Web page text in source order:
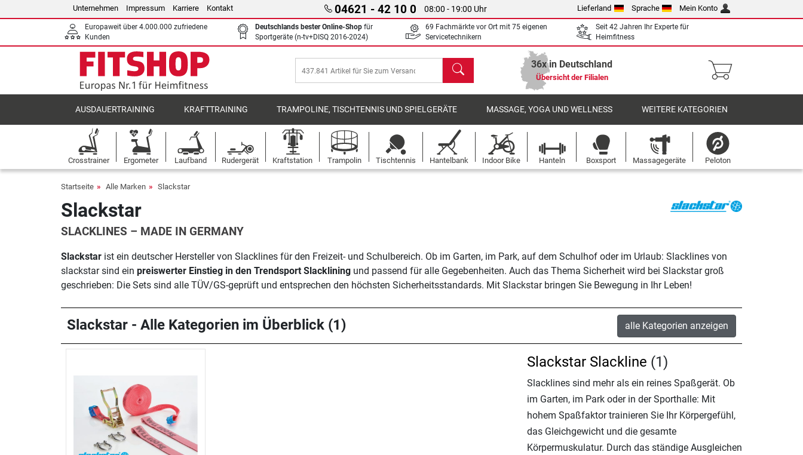
Unternehmen Impressum Karriere Kontakt 04621 - 42 10 0 08:00 - 19:00 Uhr Lieferland Sprache Mein Konto
Europaweit über 4.000.000 zufriedene
Kunden
Deutschlands bester Online-Shop für
Sportgeräte (n-tv+DISQ 2016-2024)
69 Fachmärkte vor Ort mit 75 eigenen
Servicetechnikern
Seit 42 Jahren Ihr Experte für
Heimfitness
Suchen 36x in Deutschland
Übersicht der Filialen
AUSDAUERTRAINING KRAFTTRAINING TRAMPOLINE, TISCHTENNIS UND SPIELGERÄTE MASSAGE, YOGA UND WELLNESS WEITERE KATEGORIEN
Crosstrainer Ergometer Laufband Rudergerät Kraftstation Trampolin Tischtennis Hantelbank Indoor Bike Hanteln Boxsport Massagegeräte Peloton
Startseite Alle Marken Slackstar
Slackstar
SLACKLINES – MADE IN GERMANY
Slackstar ist ein deutscher Hersteller von Slacklines für den Freizeit- und Schulbereich. Ob im Garten, im Park, auf dem Schulhof oder im Urlaub: Slacklines von
slackstar sind ein preiswerter Einstieg in den Trendsport Slacklining und passend für alle Gegebenheiten. Auch das Thema Sicherheit wird bei Slackstar groß
geschrieben: Die Sets sind alle TÜV/GS-geprüft und entsprechen den höchsten Sicherheitsstandards. Mit Slackstar bringen Sie Bewegung in Ihr Leben!
Slackstar - Alle Kategorien im Überblick (1) alle Kategorien anzeigen
Slackstar Slackline (1)
Slacklines sind mehr als ein reines Spaßgerät. Ob
im Garten, im Park oder in der Sporthalle: Mit
hohem Spaßfaktor trainieren Sie Ihr Körpergefühl,
das Gleichgewicht und die gesamte
Körpermuskulatur. Durch das ständige Ausgleichen